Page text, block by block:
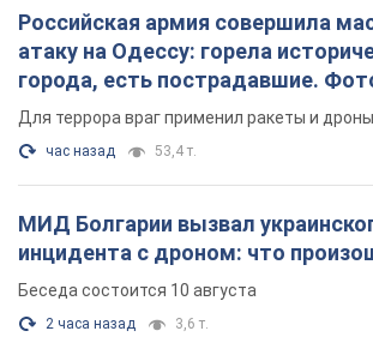
инцидента с дроном: что
Беседа состоится 10 августа
2 часа назад 3,6 т.